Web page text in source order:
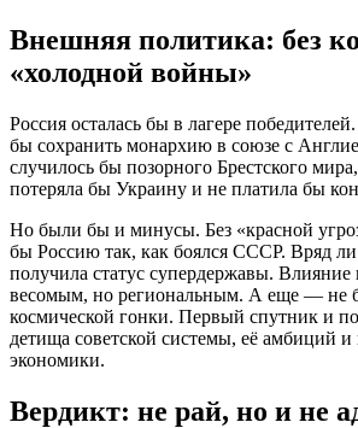
Внешняя политика: без
«холодной войны»
Россия осталась бы в лагере
бы сохранить монархию в союзе с
случилось бы позорного Брестского
потеряла бы Украину и не платила бы
Но были бы и минусы. Без «красной
бы Россию так, как боялся СССР. Вряд
получила статус супердержавы. Влияние
весомым, но региональным. А еще — не
космической гонки. Первый спутник и
детища советской системы, её амбиций
экономики.
Вердикт: не рай, но и не